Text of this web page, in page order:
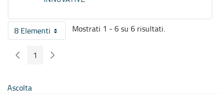
8 ElementiPer pagina
Mostrati 1 - 6 su 6 risultati.
Pagina Precedente
Pagina
1 Pagina Seguente
Ascolta